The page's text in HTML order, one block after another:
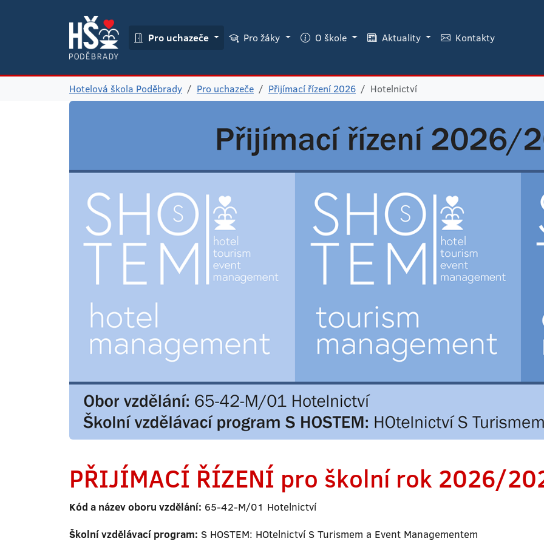
Pro uchazeče Pro žáky O škole Aktuality Kontakty
Hotelová škola Poděbrady Pro uchazeče Přijímací řízení 2026 Hotelnictví
PŘIJÍMACÍ ŘÍZENÍ pro školní rok 2026/
Kód a název oboru vzdělání: 65-42-M/01 Hotelnictví
Školní vzdělávací program: S HOSTEM: HOtelnictví S Turismem a Event Managementem